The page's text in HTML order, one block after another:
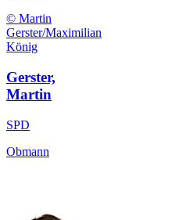
© Martin
Gerster/Maximilian
König
Gerster,
Martin
SPD
Obmann